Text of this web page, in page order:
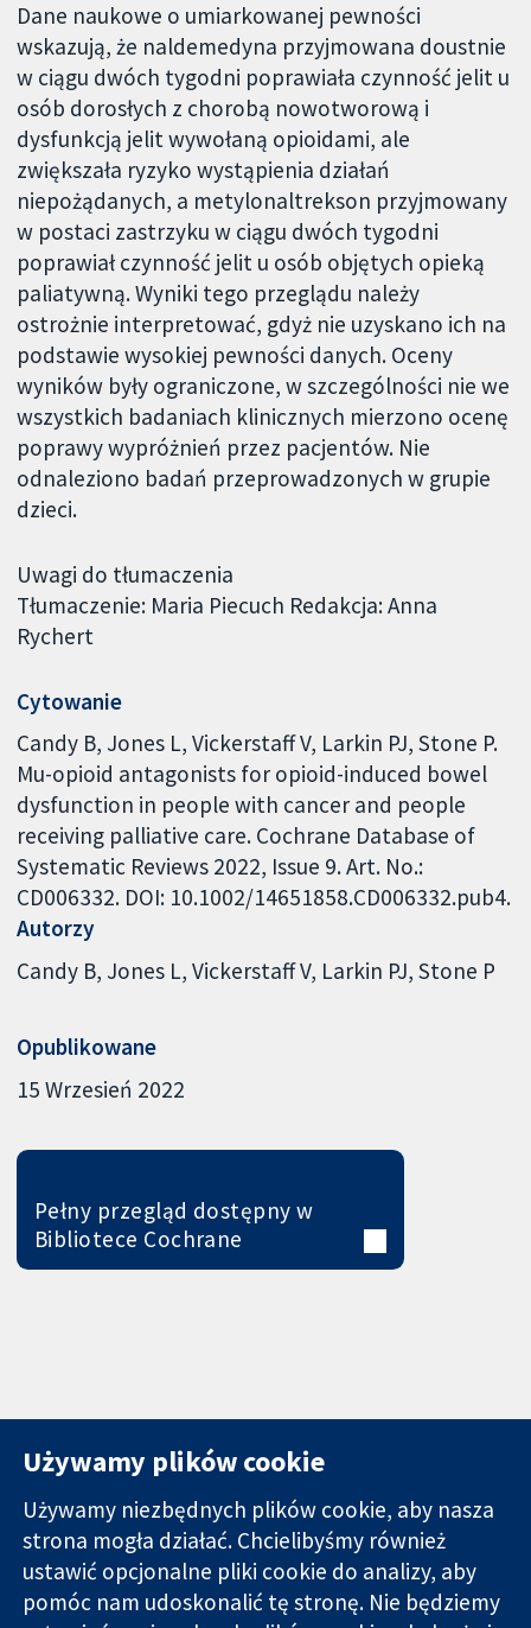
Dane naukowe o umiarkowanej pewności
wskazują, że naldemedyna przyjmowana doustnie
w ciągu dwóch tygodni poprawiała czynność jelit u
osób dorosłych z chorobą nowotworową i
dysfunkcją jelit wywołaną opioidami, ale
zwiększała ryzyko wystąpienia działań
niepożądanych, a metylonaltrekson przyjmowany
w postaci zastrzyku w ciągu dwóch tygodni
poprawiał czynność jelit u osób objętych opieką
paliatywną. Wyniki tego przeglądu należy
ostrożnie interpretować, gdyż nie uzyskano ich na
podstawie wysokiej pewności danych. Oceny
wyników były ograniczone, w szczególności nie we
wszystkich badaniach klinicznych mierzono ocenę
poprawy wypróżnień przez pacjentów. Nie
odnaleziono badań przeprowadzonych w grupie
dzieci.
Uwagi do tłumaczenia
Tłumaczenie: Maria Piecuch Redakcja: Anna
Rychert
Cytowanie
Candy B, Jones L, Vickerstaff V, Larkin PJ, Stone P.
Mu-opioid antagonists for opioid-induced bowel
dysfunction in people with cancer and people
receiving palliative care. Cochrane Database of
Systematic Reviews 2022, Issue 9. Art. No.:
CD006332. DOI: 10.1002/14651858.CD006332.pub4.
Autorzy
Candy B Jones L Vickerstaff V Larkin PJ Stone P
Opublikowane
15 Wrzesień 2022
Pełny przegląd dostępny w
Bibliotece Cochrane
Wiarygodne dane
11-13 Cavendish
Square
Londyn
Kontakt
Nowości
Biuro
Używamy plików cookie
Używamy niezbędnych plików cookie, aby nasza
strona mogła działać. Chcielibyśmy również
ustawić opcjonalne pliki cookie do analizy, aby
pomóc nam udoskonalić tę stronę. Nie będziemy